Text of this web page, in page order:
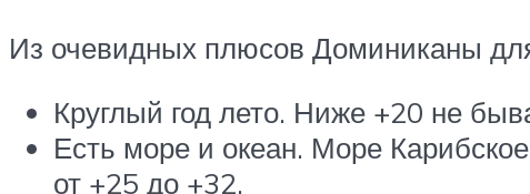
Из очевидных плюсов Доминиканы
Круглый год лето. Ниже +20 не
Есть море и океан. Море
от +25 до +32.